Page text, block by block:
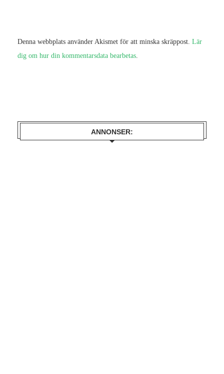
Denna webbplats använder Akismet för att minska skräppost. Lär
dig om hur din kommentarsdata bearbetas
ANNONSER: